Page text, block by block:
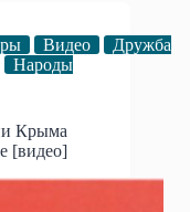
Видео
Дружба
Народы
Крыма
[видео]